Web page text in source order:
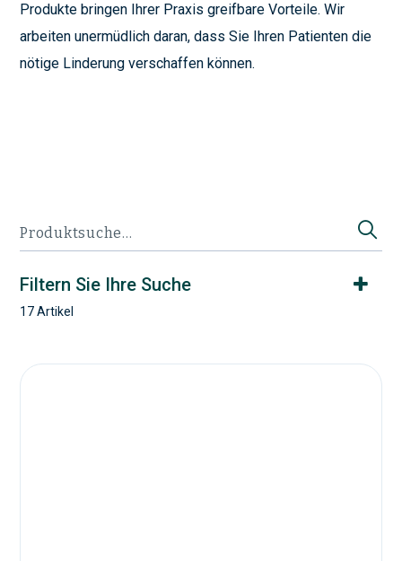
Produkte bringen Ihrer Praxis greifbare Vorteile. Wir
arbeiten unermüdlich daran, dass Sie Ihren Patienten die
nötige Linderung verschaffen können.
Filtern Sie Ihre Suche
17 Artikel